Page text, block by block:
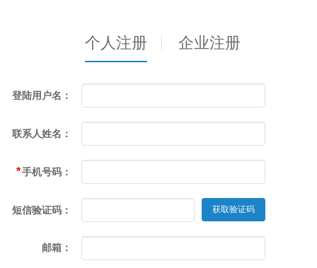
个人注册 企业注册
登陆用户名：
联系人姓名：
*手机号码：
短信验证码： 获取验证码
邮箱：